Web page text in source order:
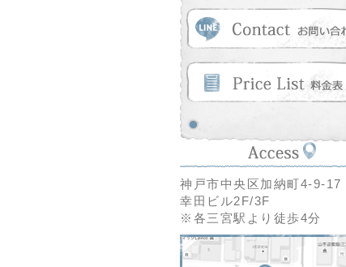
神戸市中央区加納町4-9-17
幸田ビル2F/3F
※各三宮駅より徒歩4分